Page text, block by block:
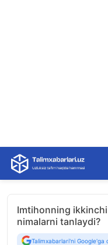
Skip
content
Imtihonning
nimalarni tanlaydi?
Talimxabarlari'ni Google'ga